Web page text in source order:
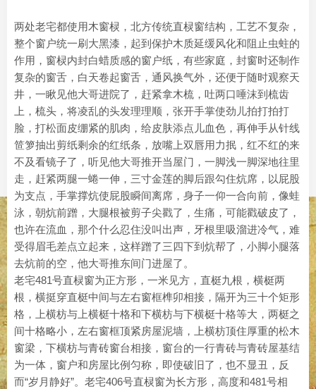
两处老宅都使用木窗棂，北方传统直棂窗结构，工艺不复杂，
整个窗户统一刷大黑漆，起到保护木质延缓风化和阻止虫蛀的
作用，窗棂内封白蜡质感的窗户纸，有些家庭，封窗时还制作
复杂的窗舌，白天卷起窗舌，通风换气外，还便于随时观察天
井，一瞅见他大哥进院了，赶紧拿木梳，吐两口唾沫到梳齿
上，梳头，将凌乱的头发理理顺，张开手掌使劲儿拍打拍打
脸，打松面皮绷紧的肌肉，给皮肤添点儿血色，再伸手从针线
笸箩抽出剪纸剩余的红纸条，放嘴上双唇用力抿，红不红的来
不及看镜子了，听见他大哥推开当屋门，一脚浅一脚深地往里
走，赶紧两腿一蜷一伸，三寸金莲的脚后跟勾住炕席，以屁股
为支点，手掌撑炕使屁股瞬间离席，身子一仰一合向前，像蛙
泳，朝炕前蹭，大腿根被剪子尖戳了，生痛，可能戳破皮了，
也许在流血，那个什么忍住没叫出声，牙根里吸溜进冷气，难
受得眉毛差点立起来，这样蹭了三四下到炕帮了，小脚小腿落
去炕前的空，他大哥推东间门进屋了。
老宅481号直棂窗为正方形，一米见方，直梃九根，横梃两
根，横挺穿直梃中间与左右窗框榫卯相接，隔开为三十个矩形
格，上横枋与上横梃十格和下横枋与下横梃十格等大，两梃之
间十格略小，左右窗框顶紧房屋泥墙，上横枋顶住厚重的松木
窗梁，下横枋与青砖窗台相接，窗台的一行青砖与青砖屋基结
为一体，窗户和房屋比例匀称，即使破旧了，也不显丑，反
而“岁月静好”。老宅406号直棂窗为长方形，高度和481号相